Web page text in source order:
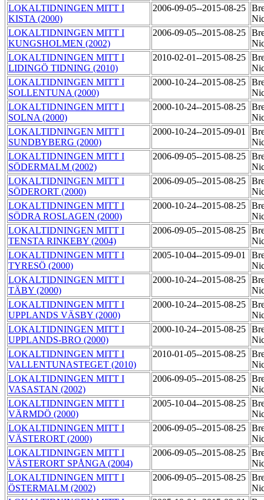
LOKALTIDNINGEN MITT I
KISTA (2000)
2006-09-05--2015-08-25
LOKALTIDNINGEN MITT I
KUNGSHOLMEN (2002)
2006-09-05--2015-08-25
LOKALTIDNINGEN MITT I
LIDINGÖ TIDNING (2010)
2010-02-01--2015-08-25
LOKALTIDNINGEN MITT I
SOLLENTUNA (2000)
2000-10-24--2015-08-25
LOKALTIDNINGEN MITT I
SOLNA (2000)
2000-10-24--2015-08-25
LOKALTIDNINGEN MITT I
SUNDBYBERG (2000)
2000-10-24--2015-09-01
LOKALTIDNINGEN MITT I
SÖDERMALM (2002)
2006-09-05--2015-08-25
LOKALTIDNINGEN MITT I
SÖDERORT (2000)
2006-09-05--2015-08-25
LOKALTIDNINGEN MITT I
SÖDRA ROSLAGEN (2000)
2000-10-24--2015-08-25
LOKALTIDNINGEN MITT I
TENSTA RINKEBY (2004)
2006-09-05--2015-08-25
LOKALTIDNINGEN MITT I
TYRESÖ (2000)
2005-10-04--2015-09-01
LOKALTIDNINGEN MITT I
TÄBY (2000)
2000-10-24--2015-08-25
LOKALTIDNINGEN MITT I
UPPLANDS VÄSBY (2000)
2000-10-24--2015-08-25
LOKALTIDNINGEN MITT I
UPPLANDS-BRO (2000)
2000-10-24--2015-08-25
LOKALTIDNINGEN MITT I
VALLENTUNASTEGET (2010)
2010-01-05--2015-08-25
LOKALTIDNINGEN MITT I
VASASTAN (2002)
2006-09-05--2015-08-25
LOKALTIDNINGEN MITT I
VÄRMDÖ (2000)
2005-10-04--2015-08-25
LOKALTIDNINGEN MITT I
VÄSTERORT (2000)
2006-09-05--2015-08-25
LOKALTIDNINGEN MITT I
VÄSTERORT SPÅNGA (2004)
2006-09-05--2015-08-25
LOKALTIDNINGEN MITT I
ÖSTERMALM (2002)
2006-09-05--2015-08-25